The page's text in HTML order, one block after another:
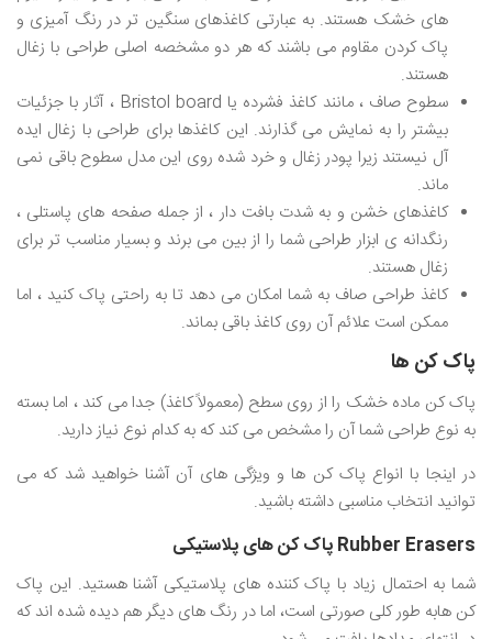
های خشک هستند. به عبارتی کاغذهای سنگین تر در رنگ آمیزی و
پاک کردن مقاوم می باشند که هر دو مشخصه اصلی طراحی با زغال
هستند.
سطوح صاف ، مانند کاغذ فشرده یا Bristol board ، آثار با جزئیات
بیشتر را به نمایش می گذارند. این کاغذها برای طراحی با زغال ایده
آل نیستند زیرا پودر زغال و خرد شده روی این مدل سطوح باقی نمی
ماند.
کاغذهای خشن و به شدت بافت دار ، از جمله صفحه های پاستلی ،
رنگدانه ی ابزار طراحی شما را از بین می برند و بسیار مناسب تر برای
زغال هستند.
کاغذ طراحی صاف به شما امکان می دهد تا به راحتی پاک کنید ، اما
ممکن است علائم آن روی کاغذ باقی بماند.
پاک کن ها
پاک کن ماده خشک را از روی سطح (معمولاً کاغذ) جدا می کند ، اما بسته
به نوع طراحی شما آن را مشخص می کند که به کدام نوع نیاز دارید.
در اینجا با انواع پاک کن ها و ویژگی های آن آشنا خواهید شد که می
توانید انتخاب مناسبی داشته باشید.
Rubber Erasers پاک کن های پلاستیکی
شما به احتمال زیاد با پاک کننده های پلاستیکی آشنا هستید. این پاک
کن هابه طور کلی صورتی است، اما در رنگ های دیگر هم دیده شده اند که